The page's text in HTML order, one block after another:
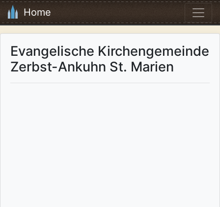
Home
Evangelische Kirchengemeinde
Zerbst-Ankuhn St. Marien